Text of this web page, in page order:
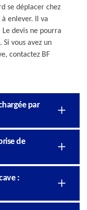
se déplacer chez
enlever. Il va
devis ne pourra
vous avez un
contactez BF
par
de
: